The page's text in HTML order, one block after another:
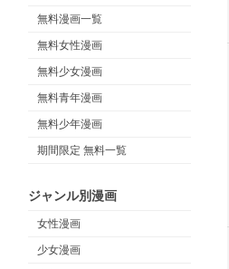
無料漫画一覧
無料女性漫画
無料少女漫画
無料青年漫画
無料少年漫画
期間限定 無料一覧
ジャンル別漫画
女性漫画
少女漫画